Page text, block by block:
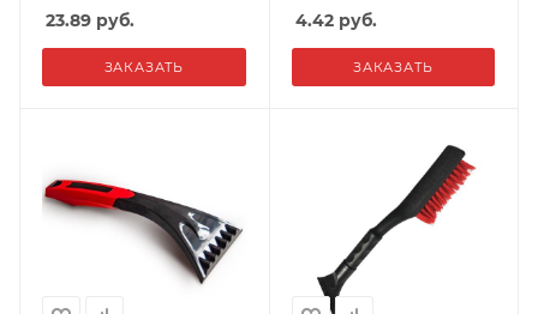
23.89 руб.
ЗАКАЗАТЬ
4.42руб.
ЗАКАЗАТЬ